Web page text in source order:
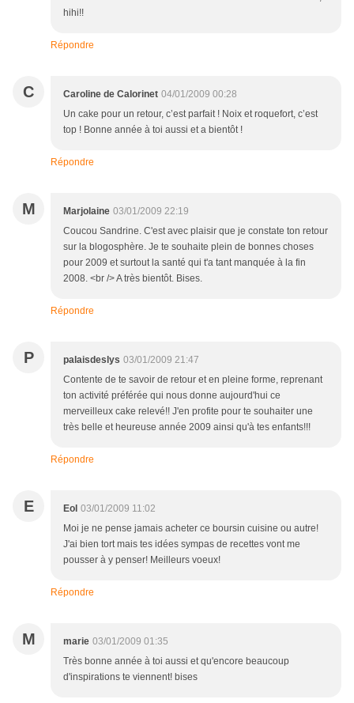
hihi!!
Répondre
C Caroline de Calorinet 04/01/2009 00:28
Un cake pour un retour, c’est parfait ! Noix et roquefort, c’est
top ! Bonne année à toi aussi et a bientôt !
Répondre
M Marjolaine 03/01/2009 22:19
Coucou Sandrine. C'est avec plaisir que je constate ton retour
sur la blogosphère. Je te souhaite plein de bonnes choses
pour 2009 et surtout la santé qui t'a tant manquée à la fin
2008. <br /> A très bientôt. Bises.
Répondre
P palaisdeslys 03/01/2009 21:47
Contente de te savoir de retour et en pleine forme, reprenant
ton activité préférée qui nous donne aujourd'hui ce
merveilleux cake relevé!! J'en profite pour te souhaiter une
très belle et heureuse année 2009 ainsi qu'à tes enfants!!!
Répondre
E Eol 03/01/2009 11:02
Moi je ne pense jamais acheter ce boursin cuisine ou autre!
J'ai bien tort mais tes idées sympas de recettes vont me
pousser à y penser! Meilleurs voeux!
Répondre
M marie 03/01/2009 01:35
Très bonne année à toi aussi et qu'encore beaucoup
d'inspirations te viennent! bises